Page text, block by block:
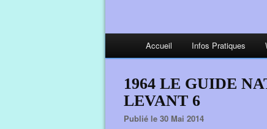
Accueil Infos Pratiques
1964 LE GUIDE
LEVANT 6
Publié le 30 Mai 2014